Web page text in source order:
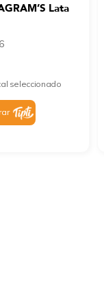
Lata
seleccionado